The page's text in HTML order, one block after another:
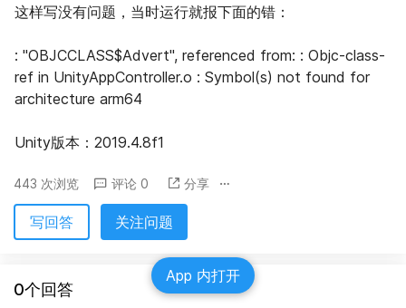
这样写没有问题，当时运行就报下面的错：
: "OBJCCLASS$Advert", referenced from: : Objc-class-
ref in UnityAppController.o : Symbol(s) not found for
architecture arm64
Unity版本：2019.4.8f1
443 次浏览 评论 0 分享
写回答 关注问题
0个回答
App 内打开